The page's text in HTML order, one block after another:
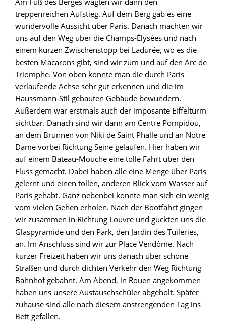
treppenreichen Aufstieg. Auf dem Berg gab es eine
wundervolle Aussicht über Paris. Danach machten wir
uns auf den Weg über die Champs-Élysées und nach
einem kurzen Zwischenstopp bei Ladurée, wo es die
besten Macarons gibt, sind wir zum und auf den Arc de
Triomphe. Von oben konnte man die durch Paris
verlaufende Achse sehr gut erkennen und die im
Haussmann-Stil gebauten Gebäude bewundern.
Außerdem war erstmals auch der imposante Eiffelturm
sichtbar. Danach sind wir dann am Centre Pompidou,
an dem Brunnen von Niki de Saint Phalle und an Notre
Dame vorbei Richtung Seine gelaufen. Hier haben wir
auf einem Bateau-Mouche eine tolle Fahrt über den
Fluss gemacht. Dabei haben alle eine Menge über Paris
gelernt und einen tollen, anderen Blick vom Wasser auf
Paris gehabt. Ganz nebenbei konnte man sich ein wenig
vom vielen Gehen erholen. Nach der Bootfahrt gingen
wir zusammen in Richtung Louvre und guckten uns die
Glaspyramide und den Park, den Jardin des Tuileries,
an. Im Anschluss sind wir zur Place Vendôme. Nach
kurzer Freizeit haben wir uns danach über schöne
Straßen und durch dichten Verkehr den Weg Richtung
Bahnhof gebahnt. Am Abend, in Rouen angekommen
haben uns unsere Austauschschüler abgeholt. Später
zuhause sind alle nach diesem anstrengenden Tag ins
Bett gefallen.